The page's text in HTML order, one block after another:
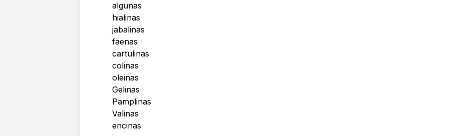
algunas
hialinas
jabalinas
faenas
cartulinas
colinas
oleinas
Gelinas
Pamplinas
Valinas
encinas